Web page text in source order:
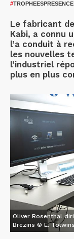
#
Le fabricant
Kabi, a connu
l’a conduit à
les nouvelles
l’industriel
plus en plus
Oliver Rosenthal
Brezins © E.